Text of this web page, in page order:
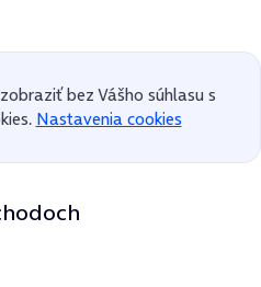
bez Vášho súhlasu s
Nastavenia cookies